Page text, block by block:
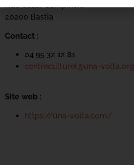
Rue César Campinchi
20200 Bastia
Contact :
04 95 32 12 81
centreculturel@una-volta.org
Site web :
https://una-volta.com/